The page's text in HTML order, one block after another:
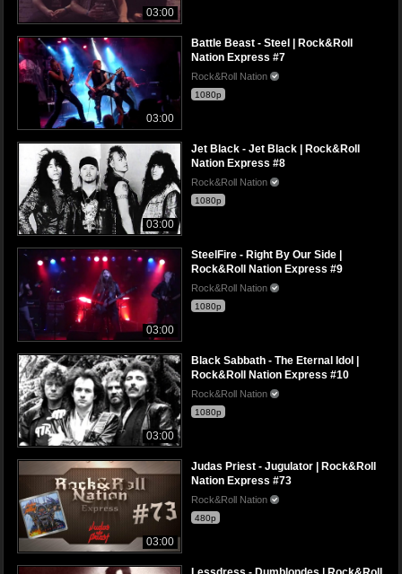
03:00
03:00
Battle Beast - Steel | Rock&Roll
Nation Express #7
Rock&Roll Nation
1080p
03:00
Jet Black - Jet Black | Rock&Roll
Nation Express #8
Rock&Roll Nation
1080p
03:00
SteelFire - Right By Our Side |
Rock&Roll Nation Express #9
Rock&Roll Nation
1080p
03:00
Black Sabbath - The Eternal Idol |
Rock&Roll Nation Express #10
Rock&Roll Nation
1080p
03:00
Judas Priest - Jugulator | Rock&Roll
Nation Express #73
Rock&Roll Nation
480p